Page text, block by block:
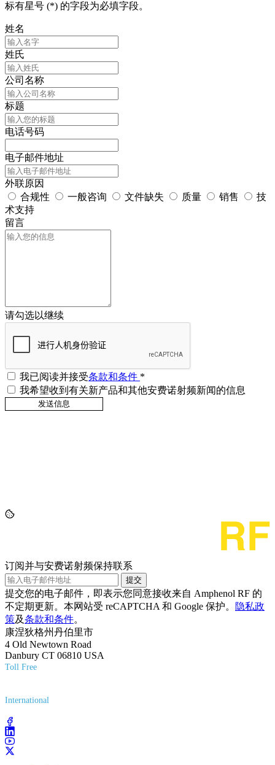
标有星号 (*) 的字段为必填字段。
姓名
姓氏
公司名称
标题
电话号码
电子邮件地址
外联原因
合规性
一般咨询 文件缺失 质量 销售
技
术支持
留言
请勾选以继续
我已阅读并接受条款和条件 *
我希望收到有关新产品和其他安费诺射频新闻的信息
订阅并与安费诺射频保持联系
提交
提交您的电子邮件，即表示您同意接收来自 Amphenol RF 的
不定期更新。本网站受 reCAPTCHA 和 Google 保护。
隐私政
策及条款和条件。
康涅狄格州丹伯里市
4 Old Newtown Road
Danbury CT 06810 USA
Toll Free
International